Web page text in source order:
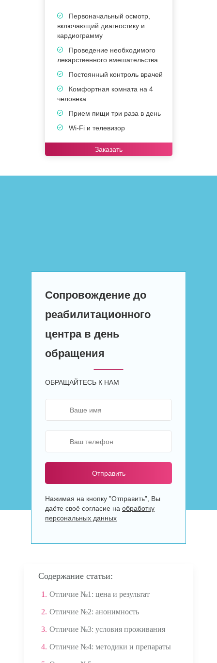
Первоначальный осмотр,
включающий диагностику и
кардиограмму
Проведение необходимого
лекарственного вмешательства
Постоянный контроль врачей
Комфортная комната на 4
человека
Прием пищи три раза в день
Wi-Fi и телевизор
Заказать
Сопровождение до
реабилитационного
центра в день
обращения
ОБРАЩАЙТЕСЬ К НАМ
Отправить
Нажимая на кнопку ”Отправить”, Вы
даёте своё согласие на обработку
персональных данных
Содержание статьи:
1. Отличие №1: цена и результат
2. Отличие №2: анонимность
3. Отличие №3: условия проживания
4. Отличие №4: методики и препараты